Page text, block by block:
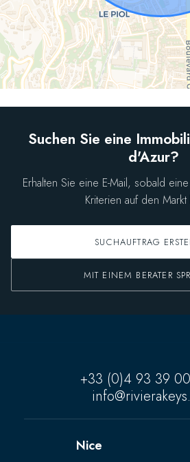
Suchen Sie eine
d'Azur?
Erhalten Sie eine E-Mail, sobald
Kriterien auf den Markt
SUCHAUFTRAG
MIT EINEM BERATER
+33 (0)4 93 39
Nice